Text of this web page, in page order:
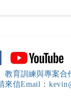
邀請本所所
淚實務案例
教育訓練與專案合
來信Email：